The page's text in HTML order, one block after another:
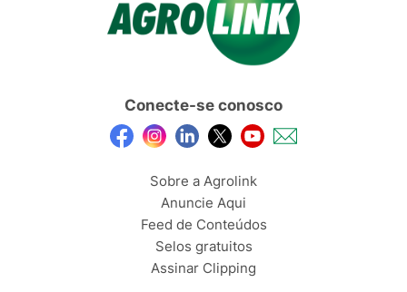
Conecte-se conosco
Sobre a Agrolink
Anuncie Aqui
Feed de Conteúdos
Selos gratuitos
Assinar Clipping